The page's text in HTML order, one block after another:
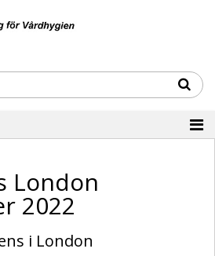
London
2022
i London